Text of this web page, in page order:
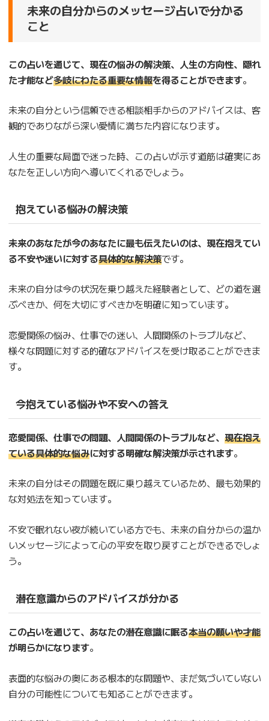
未来の自分からのメッセージ占いで分かる
こと
この占いを通じて、現在の悩みの解決策、人生の方向性、隠れ
た才能など多岐にわたる重要な情報を得ることができます。
未来の自分という信頼できる相談相手からのアドバイスは、客
観的でありながら深い愛情に満ちた内容になります。
人生の重要な局面で迷った時、この占いが示す道筋は確実にあ
なたを正しい方向へ導いてくれるでしょう。
抱えている悩みの解決策
未来のあなたが今のあなたに最も伝えたいのは、現在抱えてい
る不安や迷いに対する具体的な解決策です。
未来の自分は今の状況を乗り越えた経験者として、どの道を選
ぶべきか、何を大切にすべきかを明確に知っています。
恋愛関係の悩み、仕事での迷い、人間関係のトラブルなど、
様々な問題に対する的確なアドバイスを受け取ることができま
す。
今抱えている悩みや不安への答え
恋愛関係、仕事での問題、人間関係のトラブルなど、 現在抱え
ている具体的な悩みに対する明確な解決策が示されます。
未来の自分はその問題を既に乗り越えているため、最も効果的
な対処法を知っています。
不安で眠れない夜が続いている方でも、未来の自分からの温か
いメッセージによって心の平安を取り戻すことができるでしょ
う。
潜在意識からのアドバイスが分かる
この占いを通じて、あなたの潜在意識に眠る本当の願いや才能
が明らかになります。
表面的な悩みの奥にある根本的な問題や、まだ気づいていない
自分の可能性についても知ることができます。